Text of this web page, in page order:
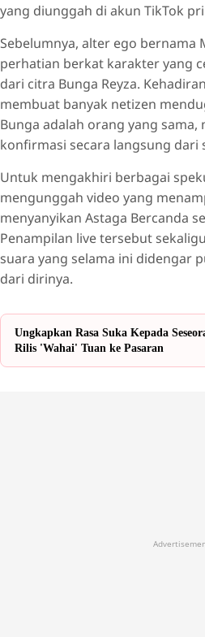
yang diunggah di akun TikTok
Sebelumnya, alter ego bernama
perhatian berkat karakter yang
dari citra Bunga Reyza.
membuat banyak netizen
Bunga adalah orang yang sama,
konfirmasi secara langsung dari
Untuk mengakhiri berbagai
mengunggah video yang
menyanyikan Astaga Bercanda
Penampilan live tersebut
suara yang selama ini didengar
dari dirinya.
Ungkapkan Rasa Suka Kepada
Rilis 'Wahai' Tuan ke Pasaran